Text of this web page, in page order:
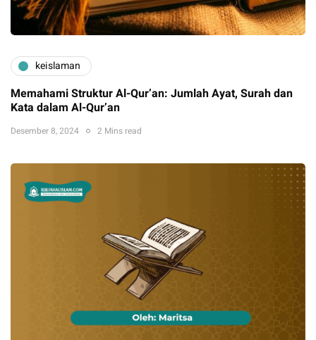
keislaman
Memahami Struktur Al-Qur’an: Jumlah Ayat, Surah dan
Kata dalam Al-Qur’an
Desember 8, 2024 2 Mins read